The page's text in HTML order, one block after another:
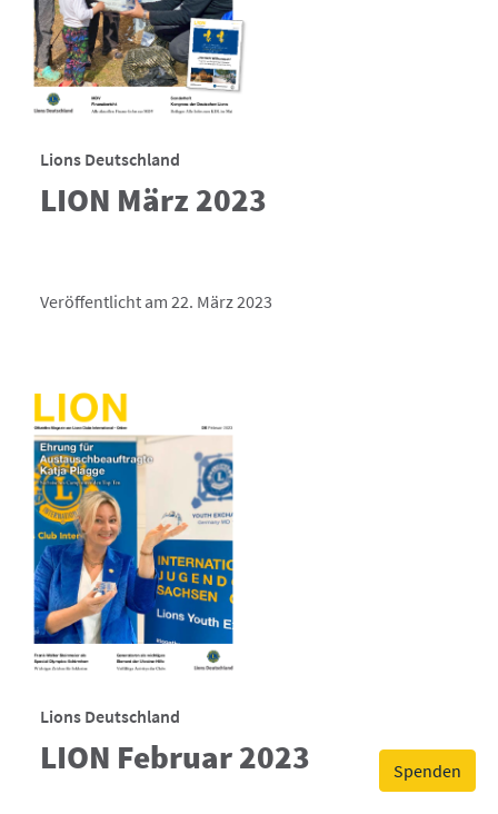
Spenden
Lions Deutschland
LION März 2023
Veröffentlicht am 22. März 2023
Lions Deutschland
LION Februar 2023